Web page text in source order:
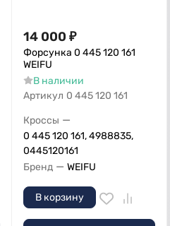
14 000 ₽
Форсунка 0 445 120 161
WEIFU
В наличии
Артикул 0 445 120 161
Кроссы —
0 445 120 161, 4988835,
0445120161
Бренд — WEIFU
В корзину